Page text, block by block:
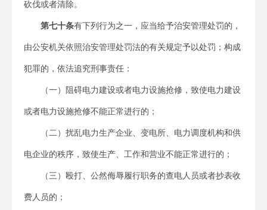
砍伐或者清除。
第七十条有下列行为之一，应当给予治安管理处罚的，
由公安机关依照治安管理处罚法的有关规定予以处罚；构成
犯罪的，依法追究刑事责任：
（一）阻碍电力建设或者电力设施抢修，致使电力建设
或者电力设施抢修不能正常进行的；
（二）扰乱电力生产企业、变电所、电力调度机构和供
电企业的秩序，致使生产、工作和营业不能正常进行的；
（三）殴打、公然侮辱履行职务的查电人员或者抄表收
费人员的；